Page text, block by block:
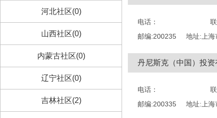
河北社区(0)
山西社区(0)
内蒙古社区(0)
辽宁社区(0)
吉林社区(2)
电话：
邮编:200235
地址:上海
丹尼斯克（中国）投资
电话：
邮编:200335
地址:上海